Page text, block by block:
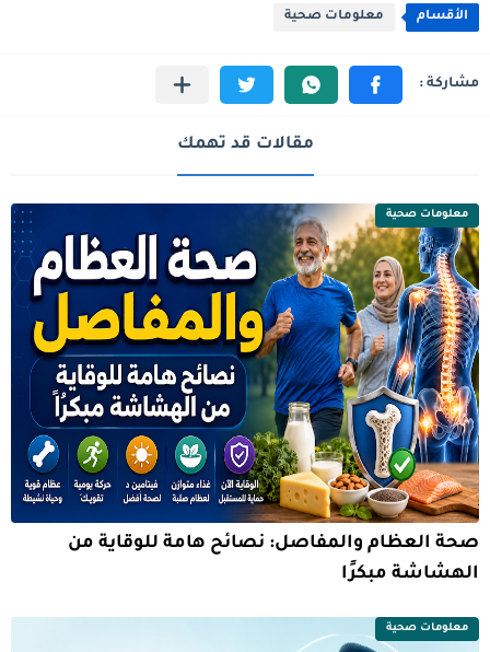
الأقسام معلومات صحية
مقالات قد تهمك
معلومات صحية
صحة العظام والمفاصل: نصائح هامة للوقاية من
الهشاشة مبكرًا
معلومات صحية